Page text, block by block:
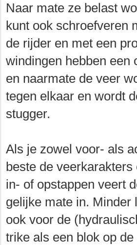
Naar mate ze belast
kunt ook schroefveren
de rijder en met een
windingen hebben een
en naarmate de veer
tegen elkaar en wordt
stugger.
Als je zowel voor- als
beste de
in- of opstappen veert
gelijke mate in. Minder
ook voor de
trike als een blok op